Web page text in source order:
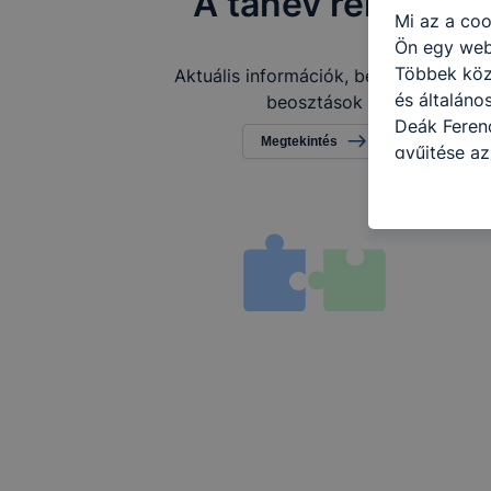
Aktuális információk, befizetések,
beosztások
Megtekintés
Mi az a
Ön egy
Többek
és
Deák
gyűjtése
így
ismét